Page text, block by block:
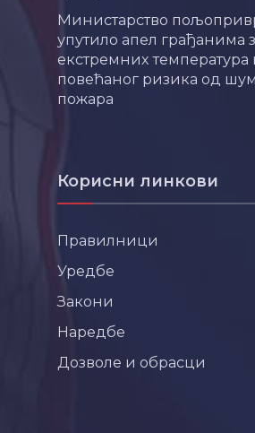
Министарство
упутило апел грађанима
екстремних температура
повећаног ризика од
пожара
Корисни линкови
Правилници
Уредбе
Закони
Наредбе
Дозволе и обрасци